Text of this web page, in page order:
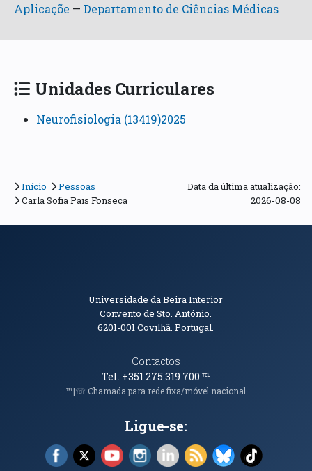
Aplicaçõe —Departamento de Ciências Médicas
Unidades Curriculares
Neurofisiologia (13419)2025
Início
Pessoas
Carla Sofia Pais Fonseca
Data da última atualização:
2026-08-08
Informações de Contacto
Universidade da Beira Interior
Convento de Sto. António.
6201-001Covilhã. Portugal.
Contactos
Tel. +351 275 319 700℡
℡|☏ Chamada para rede fixa/móvel nacional
Ligue-se:
Facebook (abre em nova janela)
X (abre em nova janela)
YouTube (abre em nova janela)
Instagram (abre em nova janela)
LinkedIn (abre em nova
RSS (abre em nova
Bluesky (abre
TikTok